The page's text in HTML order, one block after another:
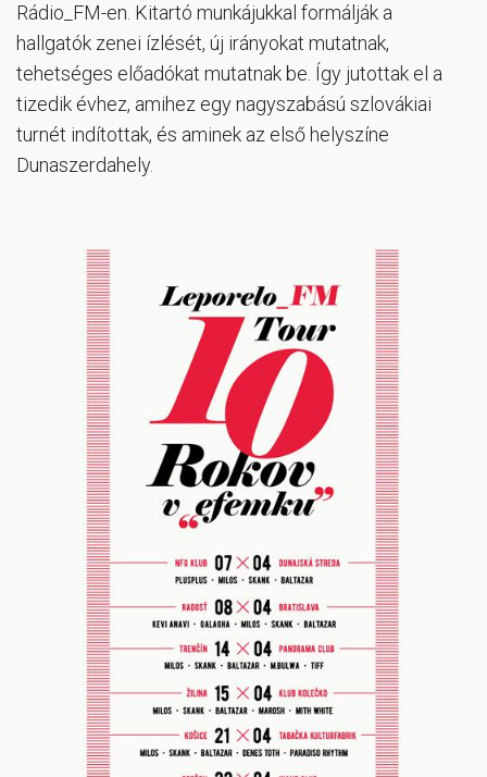
Rádio_FM-en. Kitartó munkájukkal formálják a
hallgatók zenei ízlését, új irányokat mutatnak,
tehetséges előadókat mutatnak be. Így jutottak el a
tizedik évhez, amihez egy nagyszabású szlovákiai
turnét indítottak, és aminek az első helyszíne
Dunaszerdahely.